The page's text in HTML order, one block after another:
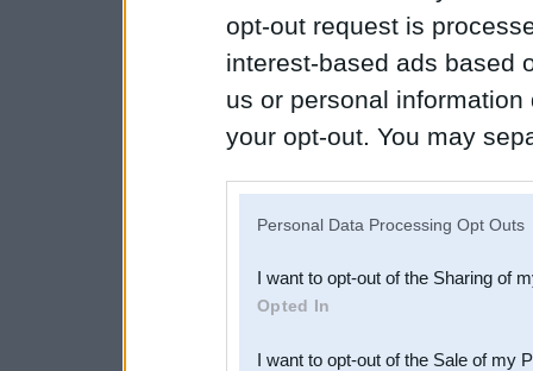
opt-out request is
interest-based ads based
us or personal
your opt-out. You may
Downstream Participants
third parties.
Personal Data Processing Opt Outs
I want to opt-out of the Sharing of
Opted In
I want to opt-out of the Sale of my